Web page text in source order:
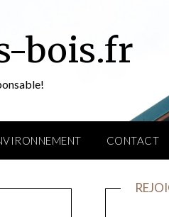
bois.fr
CONTACT